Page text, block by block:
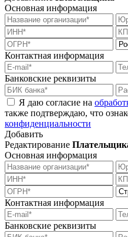
Основная информация
Контактная информация
Банковские реквизиты
Я даю согласие на
также подтверждаю, что
конфиденциальности
Добавить
Редактирование
Основная информация
Контактная информация
Банковские реквизиты